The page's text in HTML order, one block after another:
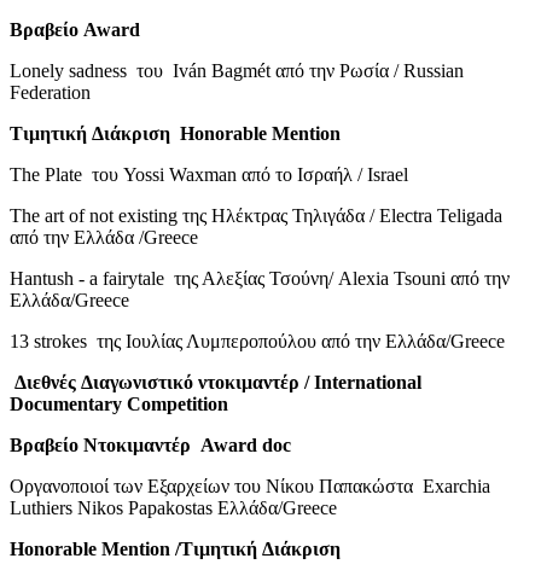
Βραβείο Award
Lonely sadness του Iván Bagmét από την Ρωσία / Russian
Federation
Τιμητική Διάκριση Honorable Mention
The Plate του Yossi Waxman από το Ισραήλ / Israel
Τhe art of not existing της Ηλέκτρας Τηλιγάδα / Electra Teligada
από την Ελλάδα /Greece
Hantush - a fairytale της Αλεξίας Τσούνη/ Alexia Tsouni από την
Ελλάδα/Greece
13 strokes της Ιουλίας Λυμπεροπούλου από την Ελλάδα/Greece
Διεθνές Διαγωνιστικό ντοκιμαντέρ / International
Documentary Competition
Βραβείο Ντοκιμαντέρ Award doc
Οργανοποιοί των Εξαρχείων του Νίκου Παπακώστα Exarchia
Luthiers Nikos Papakostas Ελλάδα/Greece
Honorable Mention /Τιμητική Διάκριση